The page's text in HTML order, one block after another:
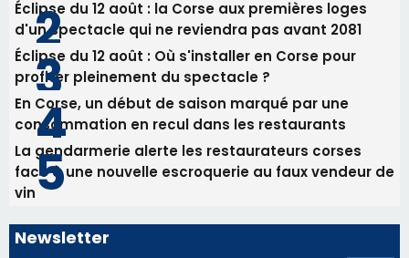
31/07/2026 08:22
82ème anniversaire de la disparition du
Commandant Antoine de Saint Exupery
Les plus lus
Satine Nomary est la nouvelle Miss Corse 2026
Éclipse du 12 août : la Corse aux premières loges
d'un spectacle qui ne reviendra pas avant 2081